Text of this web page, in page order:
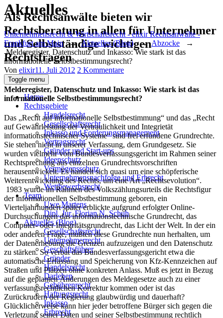
Als Rechtsanwälte bieten wir
Rechtsberatung in allen für Unternehmer
und Selbstständige wichtigen
Rechtsfragen
Toggle menu
Home
Rechtsgebiete
Handelsrecht
Gesellschaftsrecht
Inkasso und Forderungsmanagement
Vertragsrecht
Gründer und Start-ups
Ideenschutz
Vermögensschutz
Unternehmensnachfolge und Erbrecht
Wettbewerbsrecht
Team
Uwe Martens
Dipl. Jur. Florian N. Schuh
Aktuelles (Blog)
Gesellschaftsrecht
Unternehmerrecht
Geschäftsführer
Gründer
Handelsrecht
Darlehen
Gebührenrecht
Haftungsrecht
Inkasso
Erbrecht
Aktuelles
Unternehmensrecht & Wirtschaftsrecht - elixir Rechtsanwälte -
Frankfurt am Main →Aktuelles (Blog)→Abzocke →
Melderegister, Datenschutz und Inkasso: Wie stark ist das
informationelle Selbstbestimmungsrecht?
Author
Von elixirPosted
on
11. Juli 2012 2 Kommentarezu
Datenschutz
und
Wie
stark
ist
das
informationelle
Selbstbestimmungsrecht?
Melderegister, Datenschutz und Inkasso: Wie stark ist das
informationelle Selbstbestimmungsrecht?
Das „Recht auf informationelle Selbstbestimmung“ und das „Recht
auf Gewährleistung der Vertraulichkeit und Integrietät
informationstechnischer Systeme“ sind frei erfundene Grundrechte.
Sie stehen nicht in unserer Verfassung, dem Grundgesetz. Sie
wurden vielmehr vom Bundesverfassungsgericht im Rahmen seiner
Rechtsprechung aus einzelnen Grundrechtsvorschriften
herausentwickelt. Es handelt sich quasi um eine schöpferische
Weiterentwicklung des Rechts, um eine Art „Rechtsevolution“.
1983 wurde im Rahmen des Volkszählungsurteils die Rechtsfigur
der informationellen Selbstbestimmung geboren, ein
Vierteljahrhundert später erblickte aufgrund erfolgter Online-
Durchsuchungen das informationstechnische Grundrecht, das
Computer- oder Integritätsgrundrecht, das Licht der Welt. In der ein
oder anderen Frage, mußten diese Grundrechte nun herhalten, um
der Datenerhebung die Grenzen aufzuzeigen und den Datenschutz
zu stärken. So verbat das Bundesverfassungsgericht etwa die
automatische Erfassung und Speicherung von Kfz-Kennzeichen auf
Straßen und Plätzen ohne konkreten Anlass. Muß es jetzt in Bezug
auf die geplanten Änderungen des Meldegesetze auch zu einer
verfassungsrechtlichen Korrektur kommen oder ist das
Zurückrudern der Regierung glaubwürdig und dauerhaft?
Glücklicherweise kann hier jeder betroffene Bürger sich gegen die
Verletzung seiner Daten und seiner Selbstbestimmung rechtlich